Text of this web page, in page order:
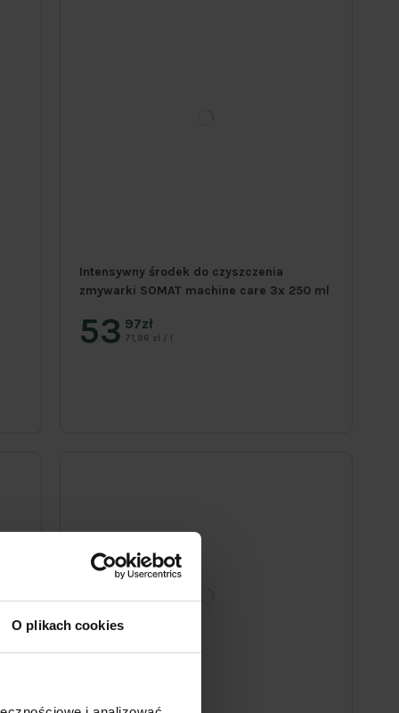
O plikach cookies
Intensywny środek do czyszczenia
zmywarki SOMAT machine care 3x 250 ml
53 97zł
71,96 zł / l